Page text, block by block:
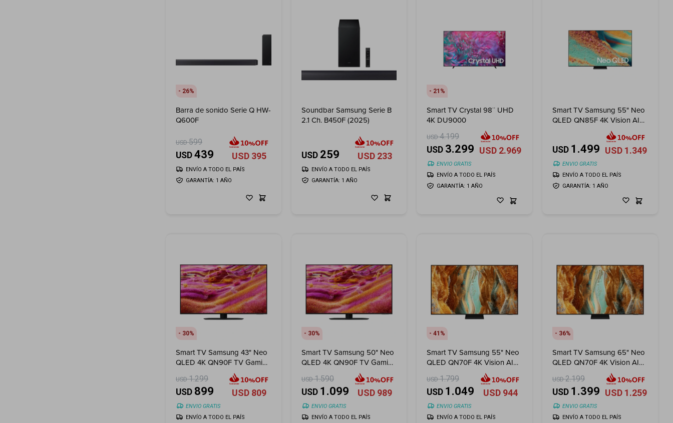
26
Barra de sonido Serie Q HW-
Q600F
USD 599
USD 439 USD 395
GARANTÍA: 1 AÑO
ENVÍO A TODO EL PAÍS
Soundbar Samsung Serie B
2.1 Ch. B450F (2025)
USD 259 USD 233
GARANTÍA: 1 AÑO
ENVÍO A TODO EL PAÍS
21
Smart TV Crystal 98¨ UHD
4K DU9000
USD 4.199
USD 3.299 USD 2.969
ENVIO GRATIS
GARANTÍA: 1 AÑO
ENVÍO A TODO EL PAÍS
Smart TV Samsung 55" Neo
QLED QN85F 4K Vision AI
USD 1.499 USD 1.349
ENVIO GRATIS
GARANTÍA: 1 AÑO
ENVÍO A TODO EL PAÍS
30
Smart TV Samsung 43" Neo
QLED 4K QN90F TV Gaming
USD 1.299
USD 899 USD 809
ENVIO GRATIS
ENVÍO A TODO EL PAÍS
30
Smart TV Samsung 50" Neo
QLED 4K QN90F TV Gaming
USD 1.590
USD 1.099 USD 989
ENVIO GRATIS
ENVÍO A TODO EL PAÍS
41
Smart TV Samsung 55" Neo
QLED QN70F 4K Vision AI
USD 1.799
USD 1.049 USD 944
ENVIO GRATIS
ENVÍO A TODO EL PAÍS
36
Smart TV Samsung 65" Neo
QLED QN70F 4K Vision AI
USD 2.199
USD 1.399 USD 1.259
ENVIO GRATIS
ENVÍO A TODO EL PAÍS